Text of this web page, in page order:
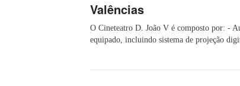
Valências
O Cineteatro D. João V é composto por: -
equipado, incluindo sistema de projeção